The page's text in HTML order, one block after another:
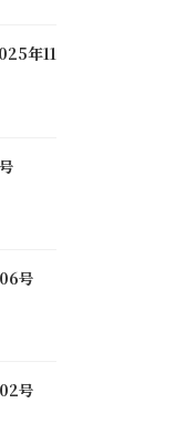
年11
号
号